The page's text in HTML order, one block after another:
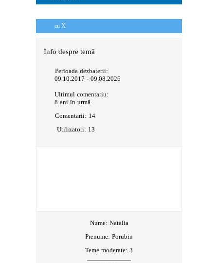
cu X
Info despre temă
Perioada dezbaterii:
09.10.2017 - 09.08.2026
Ultimul comentariu:
8 ani în urmă
Comentarii: 14
Utilizatori: 13
Nume: Natalia
Prenume: Porubin
Teme moderate: 3